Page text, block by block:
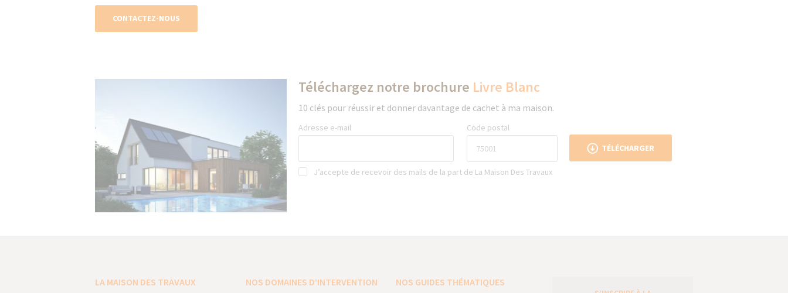
CONTACTEZ-NOUS
Téléchargez notre brochure Livre Blanc
10 clés pour réussir et donner davantage de cachet à ma maison.
Adresse e-mail Code postal
J’accepte de recevoir des mails de la part de La Maison Des Travaux
TÉLÉCHARGER
LA MAISON DES TRAVAUX NOS DOMAINES D’INTERVENTION NOS GUIDES THÉMATIQUES